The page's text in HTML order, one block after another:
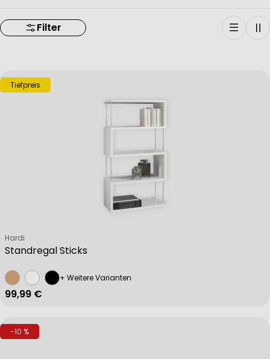
Filter
Tiefpreis
Standregal Sticks
Verkäufer:
Hardi
+ Weitere Varianten
Regulärer Preis
99,99 €
-10 %